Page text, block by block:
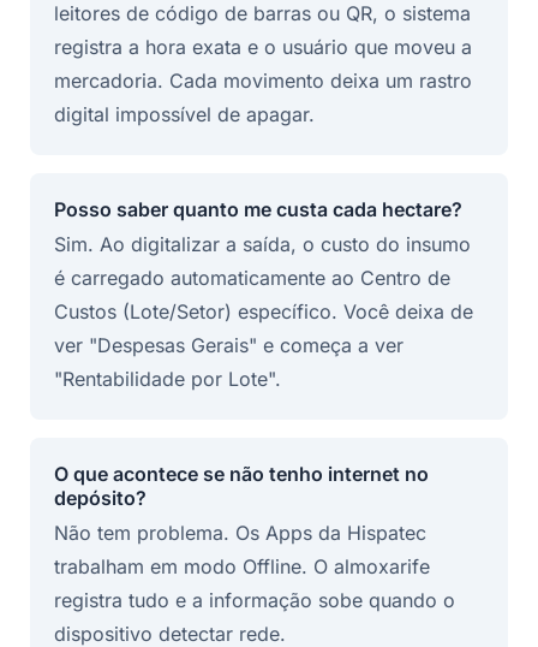
leitores de código de barras ou QR, o sistema
registra a hora exata e o usuário que moveu a
mercadoria. Cada movimento deixa um rastro
digital impossível de apagar.
Posso saber quanto me custa cada hectare?
Sim. Ao digitalizar a saída, o custo do insumo
é carregado automaticamente ao Centro de
Custos (Lote/Setor) específico. Você deixa de
ver "Despesas Gerais" e começa a ver
"Rentabilidade por Lote".
O que acontece se não tenho internet no
depósito?
Não tem problema. Os Apps da Hispatec
trabalham em modo Offline. O almoxarife
registra tudo e a informação sobe quando o
dispositivo detectar rede.